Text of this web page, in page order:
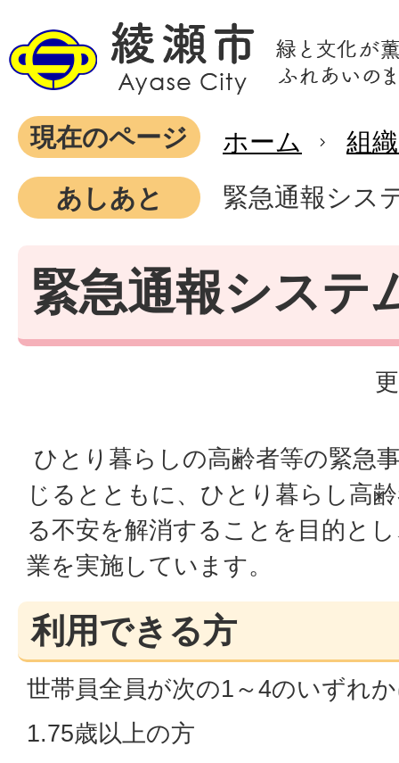
現在のページ ホーム
組
あしあと
緊急通報シス
緊急通報システ
ひとり暮らしの高齢者等の緊急
じるとともに、ひとり暮らし高
る不安を解消することを目的と
業を実施しています。
利用できる方
世帯員全員が次の1～4のいずれ
1.75歳以上の方